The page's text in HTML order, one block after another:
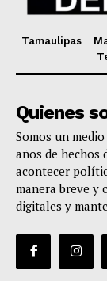
Tamaulipas
Quienes
Somos un
años de hechos
acontecer
manera breve y
digitales y